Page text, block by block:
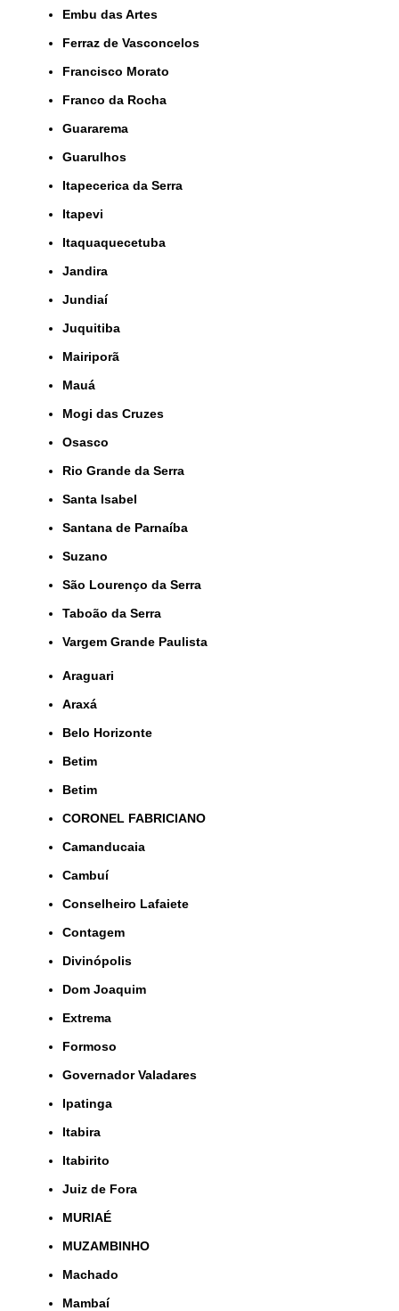
Embu das Artes
Ferraz de Vasconcelos
Francisco Morato
Franco da Rocha
Guararema
Guarulhos
Itapecerica da Serra
Itapevi
Itaquaquecetuba
Jandira
Jundiaí
Juquitiba
Mairiporã
Mauá
Mogi das Cruzes
Osasco
Rio Grande da Serra
Santa Isabel
Santana de Parnaíba
Suzano
São Lourenço da Serra
Taboão da Serra
Vargem Grande Paulista
Araguari
Araxá
Belo Horizonte
Betim
Betim
CORONEL FABRICIANO
Camanducaia
Cambuí
Conselheiro Lafaiete
Contagem
Divinópolis
Dom Joaquim
Extrema
Formoso
Governador Valadares
Ipatinga
Itabira
Itabirito
Juiz de Fora
MURIAÉ
MUZAMBINHO
Machado
Mambaí